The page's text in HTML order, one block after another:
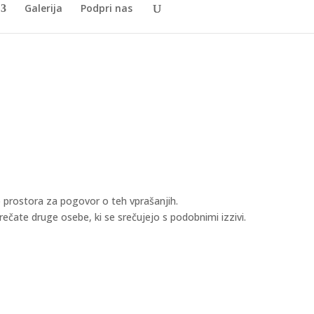
Galerija Podpri nas
prostora za pogovor o teh vprašanjih.
druge osebe, ki se srečujejo s podobnimi izzivi.